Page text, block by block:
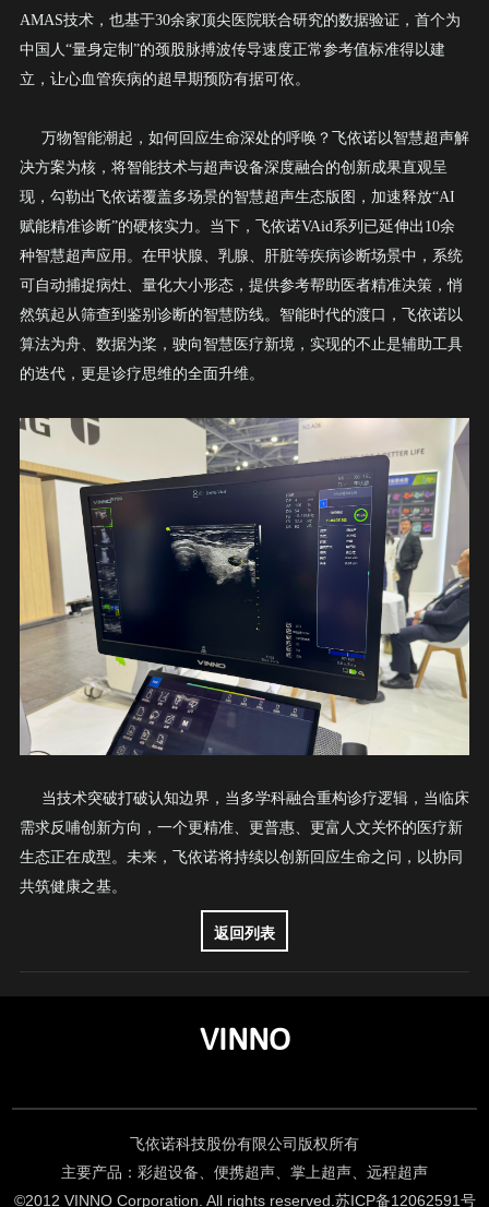
AMAS技术，也基于30余家顶尖医院联合研究的数据验证，首个为
中国人“量身定制”的颈股脉搏波传导速度正常参考值标准得以建
立，让心血管疾病的超早期预防有据可依。
万物智能潮起，如何回应生命深处的呼唤？飞依诺以智慧超声解
决方案为核，将智能技术与超声设备深度融合的创新成果直观呈
现，勾勒出飞依诺覆盖多场景的智慧超声生态版图，加速释放“AI
赋能精准诊断”的硬核实力。 当下，飞依诺VAid系列已延伸出 10余
种智慧超声应用。在甲状腺、乳腺、肝脏等疾病诊断场景中，系统
可自动捕捉病灶、量化大小形态，提供参考帮助医者精准决策，悄
然筑起从筛查到鉴别诊断的智慧防线。 智能时代的渡口，飞依诺以
算法为舟、数据为桨，驶向智慧医疗新境，实现的不止是辅助工具
的迭代，更是诊疗思维的全面升维。
当技术突破打破认知边界，当多学科融合重构诊疗逻辑，当临床
需求反哺创新方向，一个更精准、更普惠、更富人文关怀的医疗新
生态正在成型。未来，飞依诺将持续以创新回应生命之问，以协同
共筑健康之基。
返回列表
VINNO
飞依诺科技股份有限公司版权所有
主要产品：彩超设备、便携超声、掌上超声、远程超声
©2012 VINNO Corporation. All rights reserved. 苏ICP备12062591号